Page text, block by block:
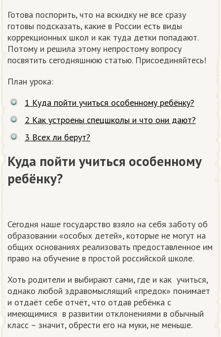
Готова поспорить, что на вскидку не все сразу
готовы подсказать, какие в России есть виды
коррекционных школ и как туда детки попадают.
Потому и решила этому непростому вопросу
посвятить сегодняшнюю статью. Присоединяйтесь!
План урока:
1 Куда пойти учиться особенному ребёнку?
2 Как устроены спецшколы и что они дают?
3 Всех ли берут?
Куда пойти учиться особенному
ребёнку?
Сегодня наше государство взяло на себя заботу об
образовании «особых детей», которые не могут на
общих основаниях реализовать предоставленное им
право на обучение в простой российской школе.
Хоть родители и выбирают сами, где и как учиться,
однако любой здравомыслящий «предок» понимает
и отдаёт себе отчёт, что отдав ребёнка с
имеющимися в развитии отклонениями в обычный
класс – значит, обрести его на муки, не меньше.